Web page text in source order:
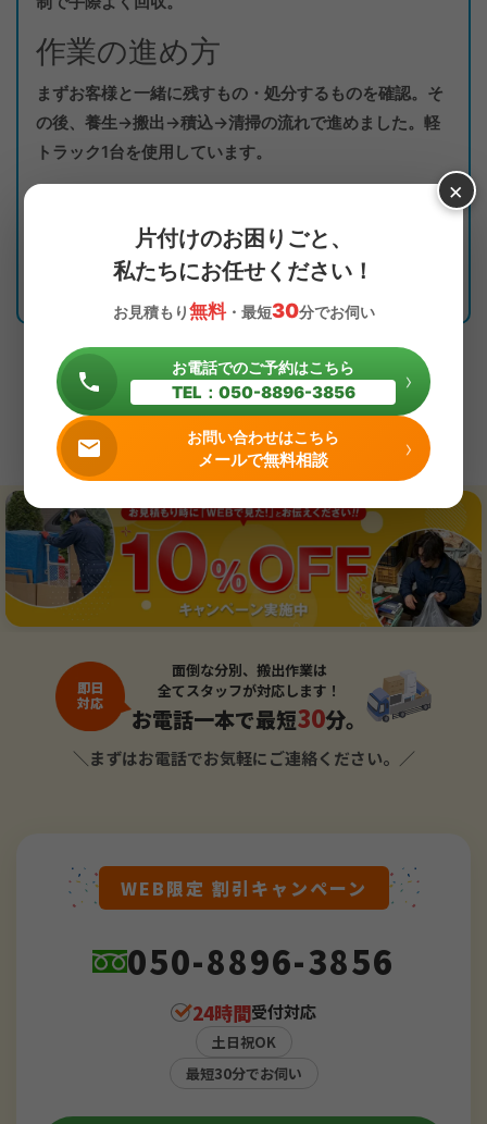
作業の進め方
まずお客様と一緒に残すもの・処分するものを確認。そ
の後、養生→搬出→積込→清掃の流れで進めました。軽
トラック1台を使用しています。
「自分では動かせない家具もあっという間に運んでくれ
ました。頼んで良かったです。」
実績事例一覧へ戻る
即日
対応
面倒な分別、搬出作業は
全てスタッフが対応します！
お電話一本で最短30分。
＼まずはお電話でお気軽にご連絡ください。／
WEB限定 割引キャンペーン
050-8896-3856
24時間受付対応
土日祝OK
最短30分でお伺い
×
片付けのお困りごと、
私たちにお任せください！
お見積もり無料・最短30分でお伺い
お電話でのご予約はこちら
TEL：050-8896-3856 ›
お問い合わせはこちら
メールで無料相談 ›